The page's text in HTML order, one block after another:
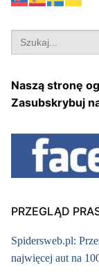
Search
for:
Naszą stronę
Zasubskrybuj
PRZEGLĄD
Spidersweb.pl:
najwięcej aut na